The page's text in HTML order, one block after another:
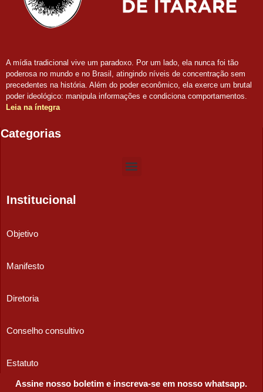
A mídia tradicional vive um paradoxo. Por um lado, ela nunca foi tão
poderosa no mundo e no Brasil, atingindo níveis de concentração sem
precedentes na história. Além do poder econômico, ela exerce um brutal
poder ideológico: manipula informações e condiciona comportamentos.
Leia na íntegra
Categorias
Institucional
Objetivo
Manifesto
Diretoria
Conselho consultivo
Estatuto
Assine nosso boletim e inscreva-se em nosso whatsapp.